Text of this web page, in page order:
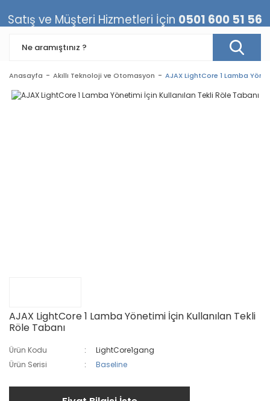
Anasayfa Akıllı Teknoloji ve Otomasyon AJAX LightCore 1 Lamba
AJAX LightCore 1 Lamba Yönetimi İçin Kullanılan Tekli
Röle Tabanı
Ürün Kodu
LightCore1gang
Ürün Serisi
Baseline
Satış ve Müşteri Hizmetleri İçin 0501 600 51 56